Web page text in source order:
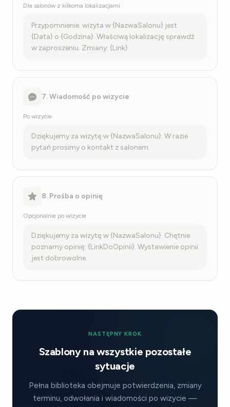
Dla salonów z kilkoma lokalizacjami
Przypomnienie: wizyta w {NazwaSalonu} jest
{Data} o {Godzina}. Właściwą lokalizację sprawdź
w zaproszeniu. Zmiany: {Link}
7. Wiadomość po wizycie
Po wizycie
Dziękujemy za wizytę w {NazwaSalonu}. W razie
pytań prosimy o kontakt z salonem.
8. Prośba o opinię
Opcjonalnie po wizycie
Dziękujemy za wizytę w {NazwaSalonu}. Chętnie
poznamy opinię: {LinkDoOpinii}. Wystawienie opinii
jest dobrowolne.
NASTĘPNY KROK
Szablony na wszystkie pozostałe
sytuacje
Pełna biblioteka obejmuje potwierdzenia, zmiany
terminu, odwołania i wiadomości po wizycie —